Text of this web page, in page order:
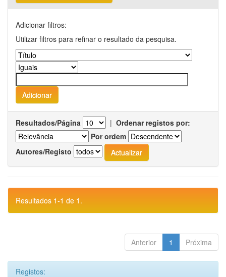
Adicionar filtros:
Utilizar filtros para refinar o resultado da pesquisa.
Resultados/Página | Ordenar registos por:
Por ordem
Autores/Registo
Resultados 1-1 de 1.
Anterior 1 Próxima
Registos: